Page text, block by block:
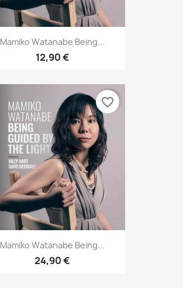
Mamiko Watanabe Being...
12,90 €
Mamiko Watanabe Being...
24,90 €
favorite_border